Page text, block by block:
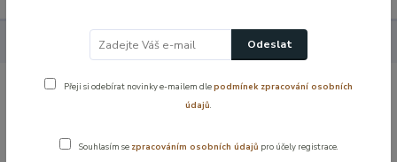
Domácí potřeby Praktické potřeby do domácnosti
Praktické potřeby do domácnosti
Praktické potřeby do domácnosti pro každodenní pohodlí. Těsnicí
Odeslat
Přeji si odebírat novinky e-mailem dlepodmínek zpracování osobních
údajů.
Souhlasím se zpracováním osobních údajů pro účely registrace.